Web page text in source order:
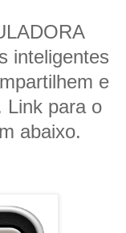
inteligentes
e
Link para o
abaixo.